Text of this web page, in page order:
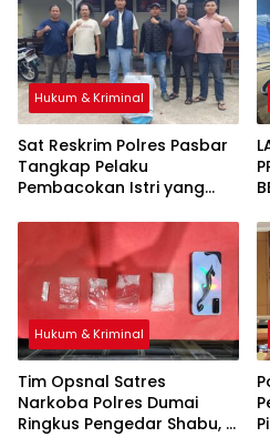
Hukum & Kriminal
Sat Reskrim Polres Pasbar
Tangkap Pelaku
Pembacokan Istri yang
Hukum & Kriminal
Tim Opsnal Satres
Narkoba Polres Dumai
Ringkus Pengedar Shabu, 5